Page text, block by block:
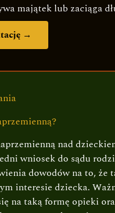
majątek lub zaciąga
→
nad
wniosek do sądu
dowodów na to, że
interesie dziecka.
na taką formę opieki